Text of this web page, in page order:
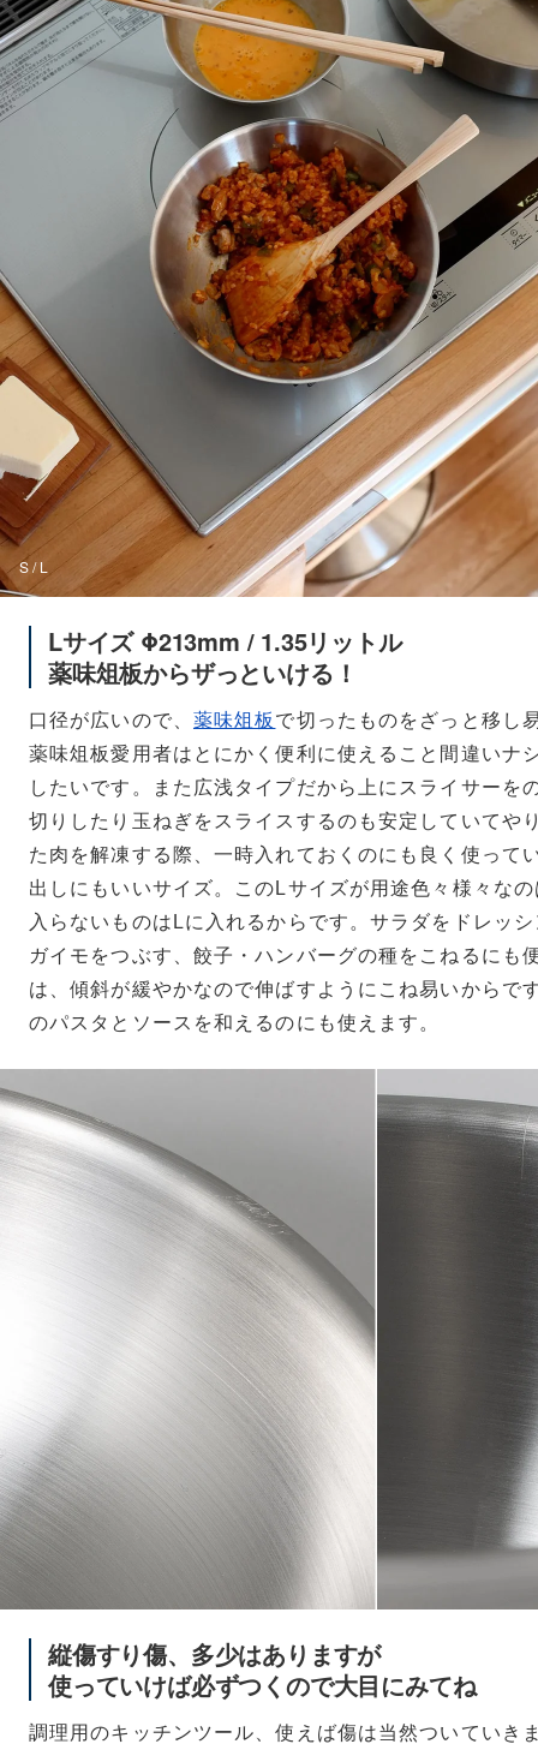
S / L
Lサイズ Φ213mm / 1.35リットル
薬味俎板からザっといける！
口径が広いので、 薬味俎板 で切ったものをざっと移し
薬味俎板愛用者はとにかく便利に使えること間違いナ
したいです。また広浅タイプだから上にスライサーを
切りしたり玉ねぎをスライスするのも安定していてや
た肉を解凍する際、一時入れておくのにも良く使って
出しにもいいサイズ。このLサイズが用途色々様々な
入らないものはLに入れるからです。サラダをドレッ
ガイモをつぶす、餃子・ハンバーグの種をこねるにも
は、傾斜が緩やかなので伸ばすようにこね易いからで
のパスタとソースを和えるのにも使えます。
縦傷すり傷、多少はありますが
使っていけば必ずつくので大目にみてね
調理用のキッチンツール、使えば傷は当然ついていき